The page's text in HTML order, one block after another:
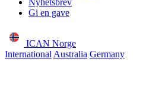
Gi en gave
ICAN Norge
International Australia Germany